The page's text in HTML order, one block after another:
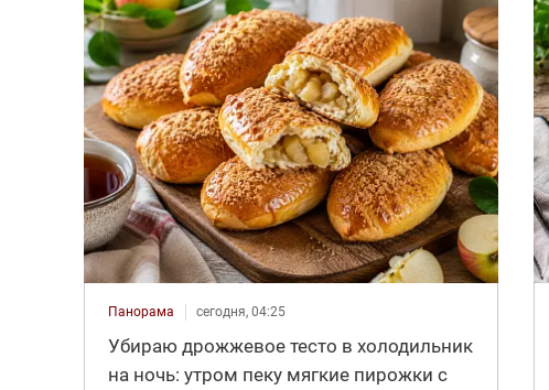
Панорама сегодня, 04:25
Убираю дрожжевое тесто в холодильник
на ночь: утром пеку мягкие пирожки с